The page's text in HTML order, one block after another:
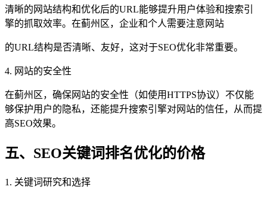
清晰的网站结构和优化后的URL能够提升用户体验和搜索引
擎的抓取效率。在蓟州区，企业和个人需要注意网站
的URL结构是否清晰、友好，这对于SEO优化非常重要。
4. 网站的安全性
在蓟州区，确保网站的安全性（如使用HTTPS协议）不仅能
够保护用户的隐私，还能提升搜索引擎对网站的信任，从而提
高SEO效果。
五、SEO关键词排名优化的价格
1. 关键词研究和选择